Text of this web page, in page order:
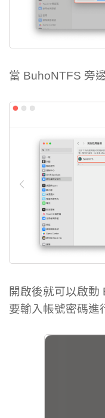
當 BuhoNTFS 旁
開啟後就可以啟
要輸入帳號密碼進